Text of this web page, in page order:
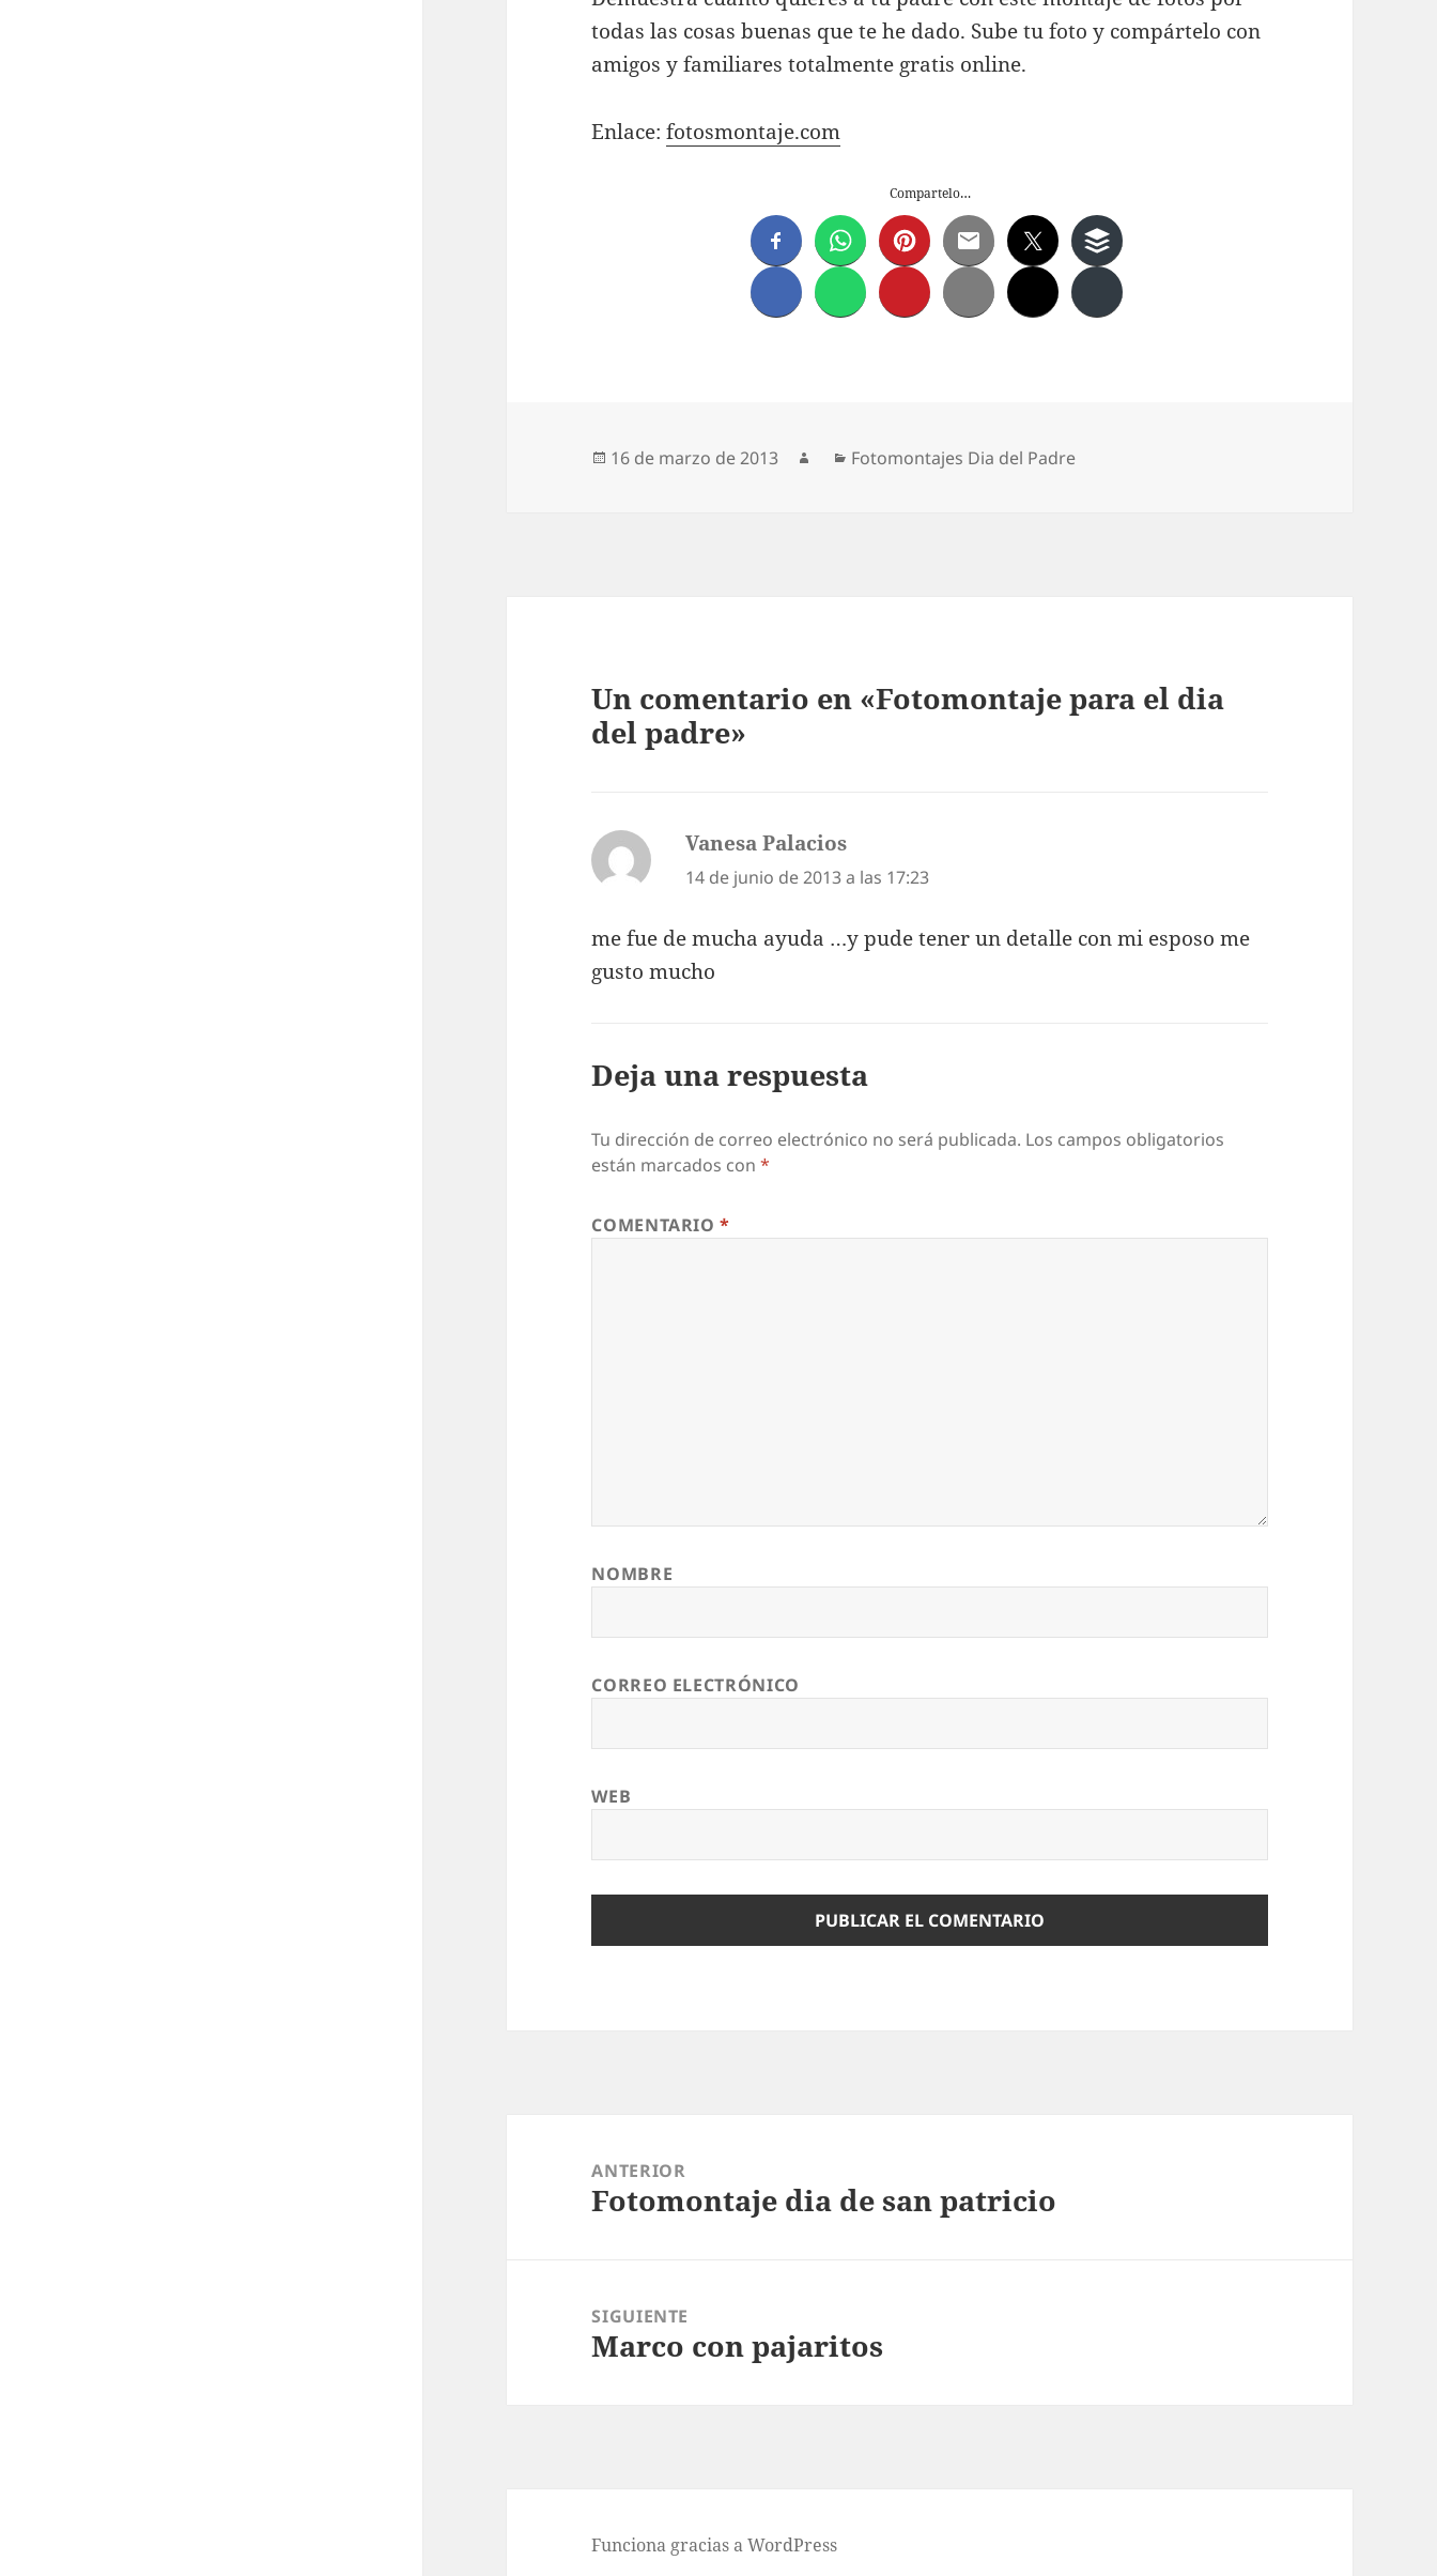
todas las cosas buenas que te he dado. Sube tu foto y compártelo con
amigos y familiares totalmente gratis online.
Enlace:fotosmontaje.com
Compartelo…
Publicado
16 de marzo de 2013 AutorCategorías
Fotomontajes Dia del Padre
Un comentario en «Fotomontaje para el dia
del padre»
Vanesa Palacios
14 de junio de 2013 a las 17:23
me fue de mucha ayuda …y pude tener un detalle con mi esposo me
gusto mucho
Deja una respuesta
Tu dirección de correo electrónico no será publicada. Los campos obligatorios
están marcados con*
COMENTARIO*
NOMBRE
CORREO ELECTRÓNICO
WEB
entradas
ANTERIOR
Entrada
Fotomontaje dia de san patricio
SIGUIENTE
Entrada
Marco con pajaritos
Funciona gracias a WordPress